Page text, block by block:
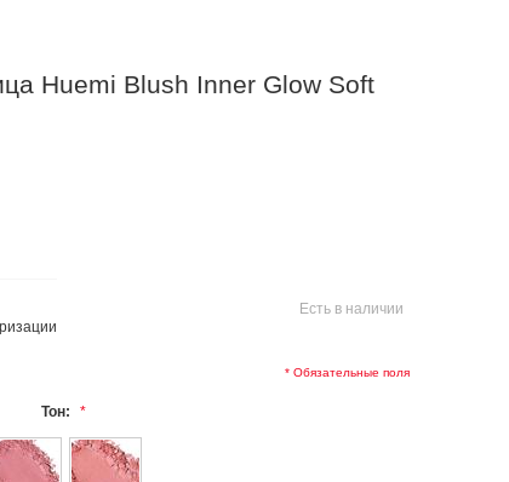
Huemi Blush Inner Glow Soft
Есть в наличии
Тон:
* Обязательные поля